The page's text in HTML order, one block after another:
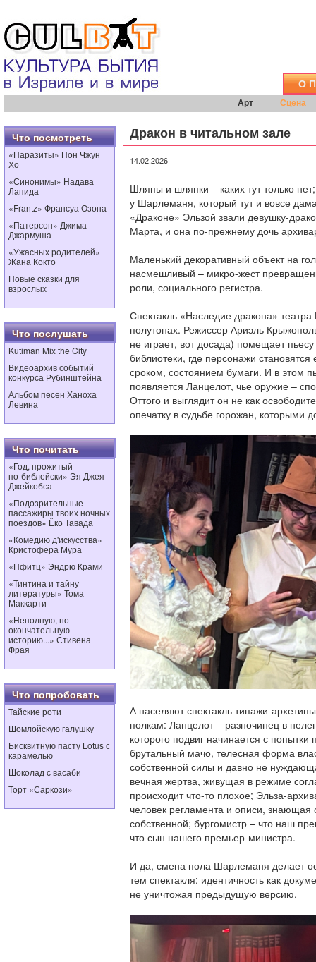
О
Арт Сцена
Что посмотреть
«Паразиты» Пон Чжун
Хо
«Синонимы» Надава
Лапида
«Frantz» Франсуа Озона
«Патерсон» Джима
Джармуша
«Ужасных родителей»
Жана Кокто
Новые сказки для
взрослых
Что послушать
Kutiman Mix the City
Видеоархив событий
конкурса Рубинштейна
Альбом песен Ханоха
Левина
Что почитать
«Год, прожитый
по‑библейски» Эя Джея
Джейкобса
«Подозрительные
пассажиры твоих ночных
поездов» Ёко Тавада
«Комедию д'искусства»
Кристофера Мура
«Пфитц» Эндрю Крами
«Тинтина и тайну
литературы» Тома
Маккарти
«Неполную, но
окончательную
историю...» Стивена
Фрая
Что попробовать
Тайские роти
Шомлойскую галушку
Бисквитную пасту Lotus с
карамелью
Шоколад с васаби
Торт «Саркози»
Дракон в читальном зале
14.02.2026
Шляпы и шляпки – каких тут только
у Шарлеманя, который тут и вовсе
«Драконе» Эльзой звали девушку-
Марта, и она по-прежнему дочь
Маленький декоративный объект на
насмешливый – микро-жест
роли, социального регистра.
Спектакль «Наследие дракона» театра
полутонах. Режиссер Ариэль
не играет, вот досада) помещает
библиотеки, где персонажи
сроком, состоянием бумаги. И в этом
появляется Ланцелот, чье оружие –
Оттого и выглядит он не как
опечатку в судьбе горожан, которыми
А населяют спектакль типажи-
полкам: Ланцелот – разночинец в
которого подвиг начинается с попытки
брутальный мачо, телесная форма
собственной силы и давно не
вечная жертва, живущая в режиме
происходит что-то плохое; Эльза-
человек регламента и описи, знающая
собственной; бургомистр – что наш
что сын нашего премьер-министра.
И да, смена пола Шарлеманя делает
тем спектакля: идентичность как
не уничтожая предыдущую версию.